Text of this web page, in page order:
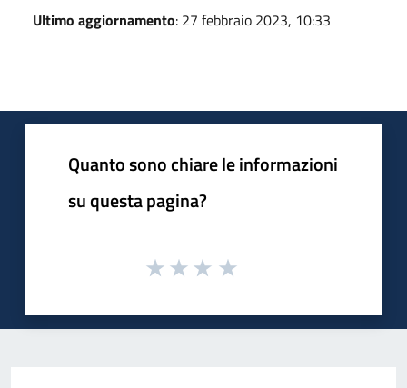
Ultimo aggiornamento: 27 febbraio 2023, 10:33
Quanto sono chiare le informazioni
su questa pagina?